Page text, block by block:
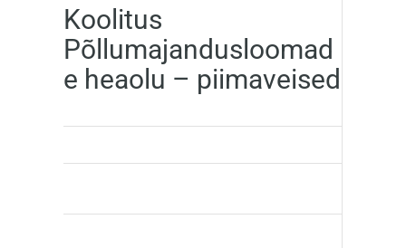
Koolitus
Põllumajandusloomad
e heaolu – piimaveised